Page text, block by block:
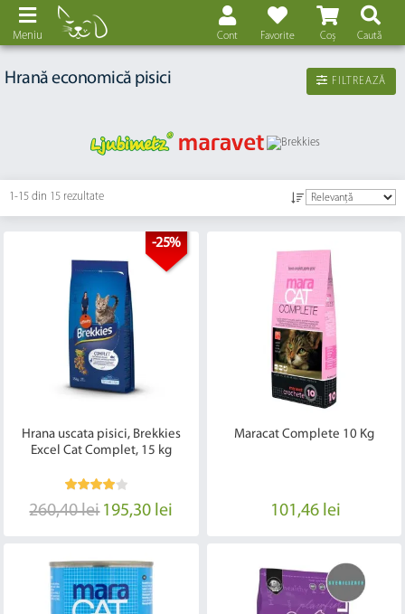
Coș
Favorite
Cont Caută
Meniu
FILTREAZĂ
Hrană economică pisici
1-15 din 15 rezultate
-25%
Hrana uscata pisici, Brekkies
Excel Cat Complet, 15 kg
260,40 lei 195,30 lei
Maracat Complete 10 Kg
101,46 lei